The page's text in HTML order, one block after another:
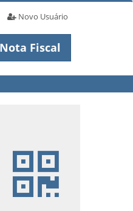
Novo Usuário
Fiscal